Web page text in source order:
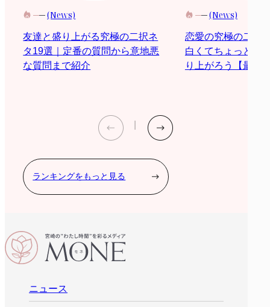
(News)
友達と盛り上がる究極の二択ネ
タ19選｜定番の質問から意地悪
な質問まで紹介
(News)
恋愛の究極の二択
白くてちょっと際
り上がろう【最新
ランキングをもっと見る
ニュース